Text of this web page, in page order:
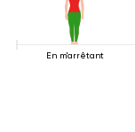
En m'arrêtant